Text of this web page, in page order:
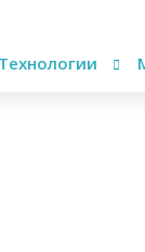
Технологии